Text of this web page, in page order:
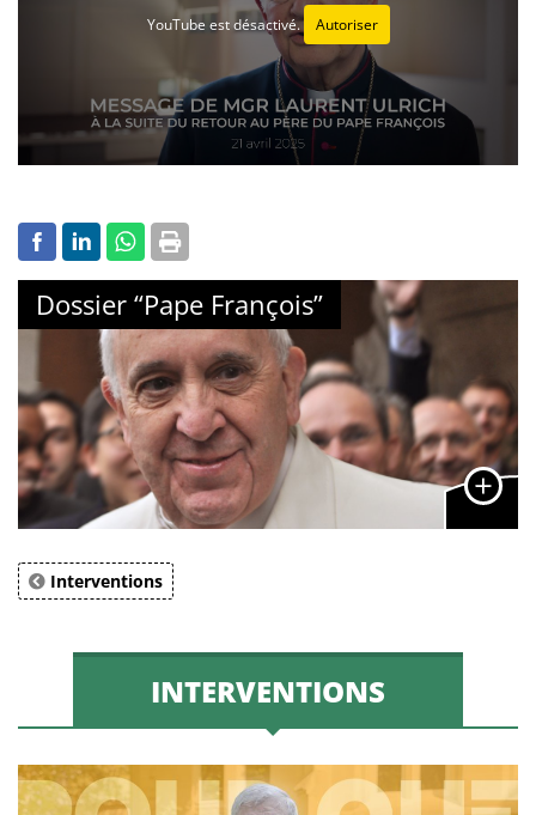
YouTube est désactivé. Autoriser
Dossier “Pape François”
Interventions
INTERVENTIONS